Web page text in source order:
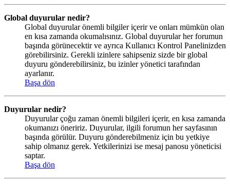
Global duyurular nedir?
Global duyurular önemli bilgiler içerir ve onları mümkün olan
en kısa zamanda okumalısınız. Global duyurular her forumun
başında görünecektir ve ayrıca Kullanıcı Kontrol Panelinizden
görebilirsiniz. Gerekli izinlere sahipseniz sizde bir global
duyuru gönderebilirsiniz, bu izinler yönetici tarafından
ayarlanır.
Başa dön
Duyurular nedir?
Duyurular çoğu zaman önemli bilgileri içerir, en kısa zamanda
okumanızı öneririz. Duyurular, ilgili forumun her sayfasının
başında görülür. Duyuru gönderebilmeniz için bu yetkiye
sahip olmanız gerek. Yetkilerinizi ise mesaj panosu yöneticisi
saptar.
Başa dön